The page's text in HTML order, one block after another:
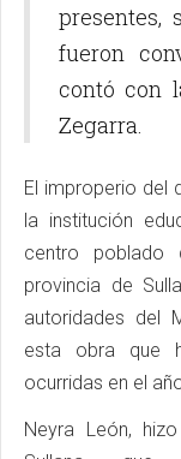
presentes,
fueron
contó con
Zegarra.
El improperio del
la institución
centro poblado
provincia de
autoridades del
esta obra que
ocurridas en el
Neyra León,